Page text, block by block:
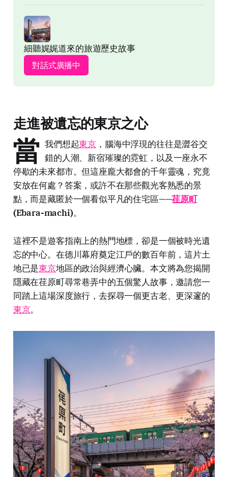
細聽娓娓道來的旅遊歷史故事
對話式廣播中
走進被遺忘的東京之心
當 我們想起東京 ，腦海中浮現的往往是澀谷交
錯的人潮、新宿璀璨的霓虹，以及一座永不
停歇的未來都市。但這座龐大都會的千年靈魂，究竟
安放在何處？答案，或許不在那些觀光客熟悉的景
點，而是藏匿於一個看似平凡的住宅區——荏原町
(Ebara-machi)。
這裡不是遊客指南上的熱門地標，卻是一個被時光遺
忘的中心。在德川幕府奠定江戶的數百年前，這片土
地已是東京地區的政治與經濟心臟。本文將為您揭開
隱藏在荏原町尋常巷弄中的五個驚人故事，邀請您一
同踏上這場深度旅行，去探尋一個更古老、更深邃的
東京。